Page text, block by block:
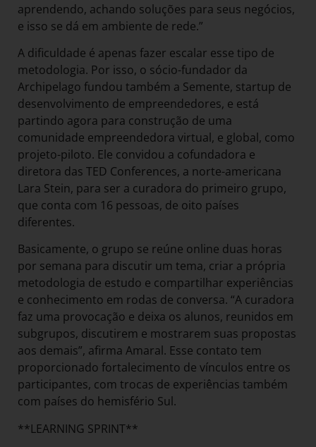
aprendendo, achando soluções para seus negócios,
e isso se dá em ambiente de rede.”
A dificuldade é apenas fazer escalar esse tipo de
metodologia. Por isso, o sócio-fundador da
Archipelago fundou também a Semente, startup de
desenvolvimento de empreendedores, e está
partindo agora para construção de uma
comunidade empreendedora virtual, e global, como
projeto-piloto. Ele convidou a cofundadora e
diretora das TED Conferences, a norte-americana
Lara Stein, para ser a curadora do primeiro grupo,
que conta com 16 pessoas, de oito países
diferentes.
Basicamente, o grupo se reúne online duas horas
por semana para discutir um tema, criar a própria
metodologia de estudo e compartilhar experiências
e conhecimento em rodas de conversa. “A curadora
faz uma provocação e deixa os alunos, reunidos em
subgrupos, discutirem e mostrarem suas propostas
aos demais”, afirma Amaral. Esse contato tem
proporcionado fortalecimento de vínculos entre os
participantes, com trocas de experiências também
com países do hemisfério Sul.
**LEARNING SPRINT**